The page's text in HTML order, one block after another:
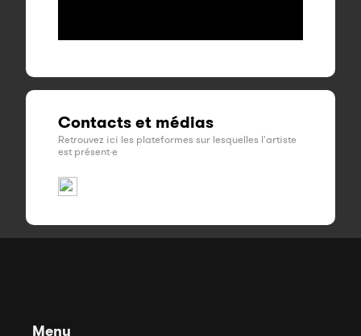
Contacts et médias
Retrouvez ici les plateformes sur lesquelles l'artiste
est présent·e
Menu